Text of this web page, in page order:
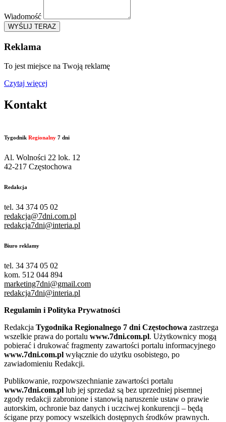
Wiadomość
WYŚLIJ TERAZ
Reklama
To jest miejsce na Twoją reklamę
Czytaj więcej
Kontakt
Tygodnik Regionalny 7 dni
Al. Wolności 22 lok. 12
42-217 Częstochowa
Redakcja
tel. 34 374 05 02
redakcja@7dni.com.pl
redakcja7dni@interia.pl
Biuro reklamy
tel. 34 374 05 02
kom. 512 044 894
marketing7dni@gmail.com
redakcja7dni@interia.pl
Regulamin i Polityka Prywatności
Redakcja Tygodnika Regionalnego 7 dni Częstochowa zastrzega
wszelkie prawa do portalu www.7dni.com.pl. Użytkownicy mogą
pobierać i drukować fragmenty zawartości portalu informacyjnego
www.7dni.com.pl wyłącznie do użytku osobistego, po
zawiadomieniu Redakcji.
Publikowanie, rozpowszechnianie zawartości portalu
www.7dni.com.pl lub jej sprzedaż są bez uprzedniej pisemnej
zgody redakcji zabronione i stanowią naruszenie ustaw o prawie
autorskim, ochronie baz danych i uczciwej konkurencji – będą
ścigane przy pomocy wszelkich dostępnych środków prawnych.